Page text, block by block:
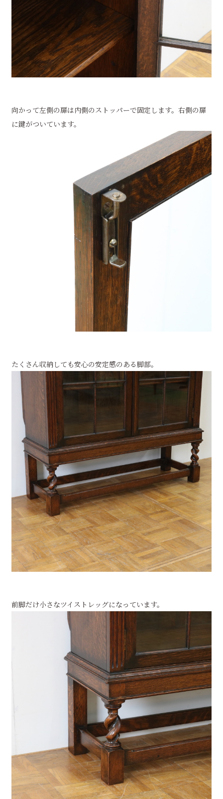
向かって左側の扉は内側のストッパーで固定します。右側の扉
に鍵がついています。
たくさん収納しても安心の安定感のある脚部。
前脚だけ小さなツイストレッグになっています。